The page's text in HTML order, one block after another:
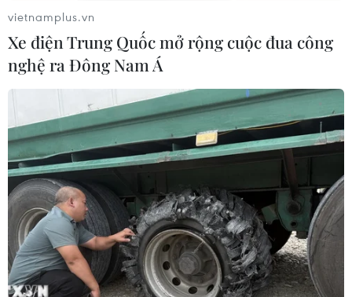
vietnamplus.vn
Xe điện Trung Quốc mở rộng cuộc đua công
nghệ ra Đông Nam Á